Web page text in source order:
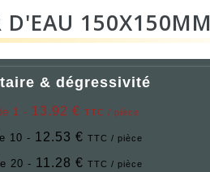
D'EAU 150X150MM
& dégressivité
1 - 13.92 € TTC / pièce
10 - 12.53 € TTC / pièce
20 - 11.28 € TTC / pièce